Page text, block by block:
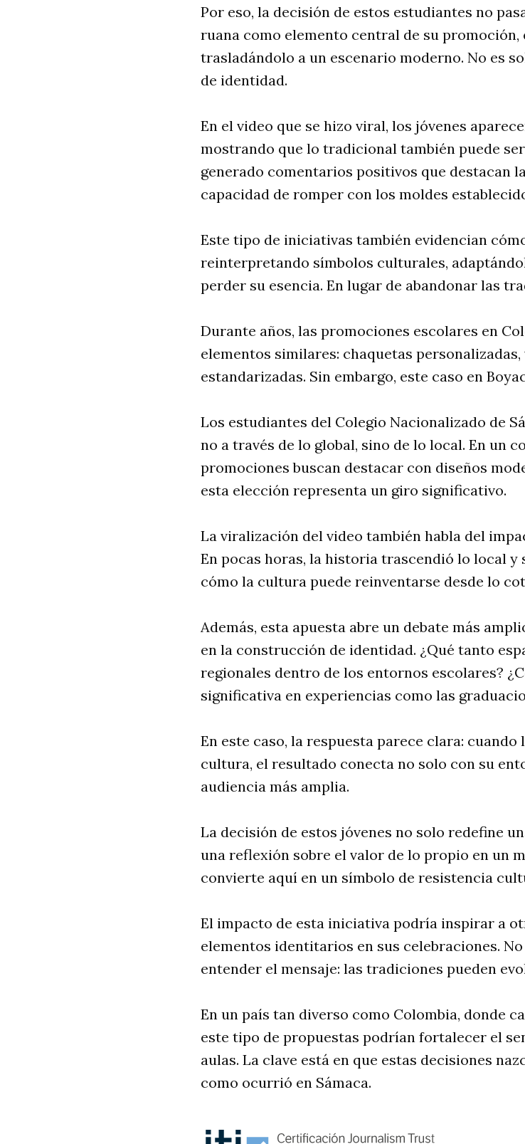
Por eso, la decisión de estos estudiantes no
ruana como elemento central de su
trasladándolo a un escenario moderno. No es
de identidad.
En el video que se hizo viral, los jóvenes
mostrando que lo tradicional también puede
generado comentarios positivos que destacan
capacidad de romper con los moldes
Este tipo de iniciativas también evidencian
reinterpretando símbolos culturales,
perder su esencia. En lugar de abandonar las
Durante años, las promociones escolares en
elementos similares: chaquetas
estandarizadas. Sin embargo, este caso en
Los estudiantes del Colegio Nacionalizado de
no a través de lo global, sino de lo local. En un
promociones buscan destacar con diseños
esta elección representa un giro significativo.
La viralización del video también habla del
En pocas horas, la historia trascendió lo local y
cómo la cultura puede reinventarse desde lo
Además, esta apuesta abre un debate más
en la construcción de identidad. ¿Qué tanto
regionales dentro de los entornos escolares?
significativa en experiencias como las
En este caso, la respuesta parece clara:
cultura, el resultado conecta no solo con su
audiencia más amplia.
La decisión de estos jóvenes no solo redefine
una reflexión sobre el valor de lo propio en un
convierte aquí en un símbolo de resistencia
El impacto de esta iniciativa podría inspirar a
elementos identitarios en sus celebraciones.
entender el mensaje: las tradiciones pueden
En un país tan diverso como Colombia, donde
este tipo de propuestas podrían fortalecer el
aulas. La clave está en que estas decisiones
como ocurrió en Sámaca.